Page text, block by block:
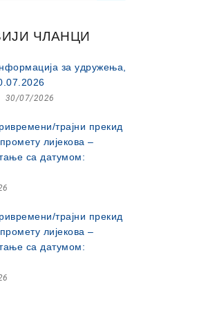
ЧЛАНЦИ
за удружења,
30/07/2026
трајни прекид
лијекова –
са датумом:
трајни прекид
лијекова –
са датумом: